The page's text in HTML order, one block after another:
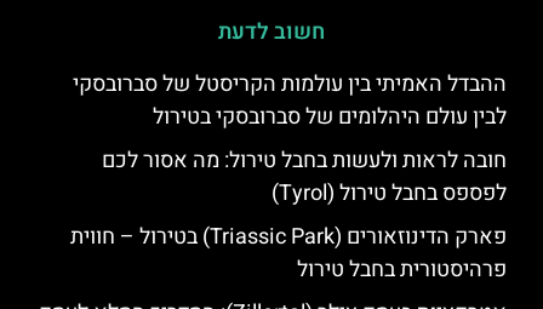
חשוב לדעת
ההבדל האמיתי בין עולמות הקריסטל של סברובסקי
לבין עולם היהלומים של סברובסקי בטירול
חובה לראות ולעשות בחבל טירול: מה אסור לכם
לפספס בחבל טירול (Tyrol)
פארק הדינוזאורים (Triassic Park) בטירול – חווית
פרהיסטורית בחבל טירול